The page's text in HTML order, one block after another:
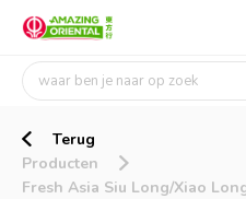
Terug
Producten
Fresh Asia Siu Long/Xiao